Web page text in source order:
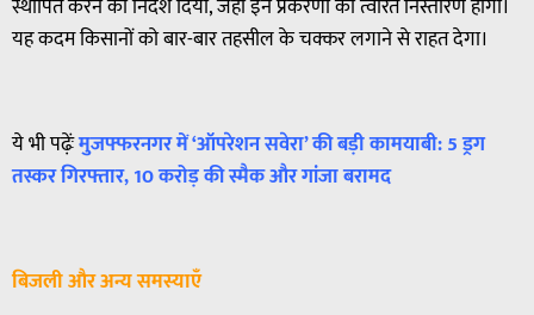
स्थापित करने का निर्देश दिया, जहाँ इन प्रकरणों का त्वरित निस्तारण होगा।
यह कदम किसानों को बार-बार तहसील के चक्कर लगाने से राहत देगा।
ये भी पढ़ेंःमुजफ्फरनगर में ‘ऑपरेशन सवेरा’ की बड़ी कामयाबी: 5 ड्रग
तस्कर गिरफ्तार, 10 करोड़ की स्मैक और गांजा बरामद
बिजली और अन्य समस्याएँ